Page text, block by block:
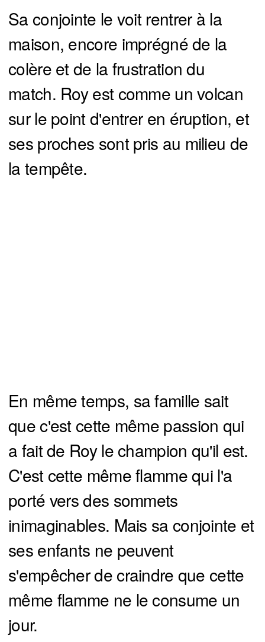
Sa conjointe le voit rentrer à la
maison, encore imprégné de la
colère et de la frustration du
match. Roy est comme un volcan
sur le point d'entrer en éruption, et
ses proches sont pris au milieu de
la tempête.
En même temps, sa famille sait
que c'est cette même passion qui
a fait de Roy le champion qu'il est.
C'est cette même flamme qui l'a
porté vers des sommets
inimaginables. Mais sa conjointe et
ses enfants ne peuvent
s'empêcher de craindre que cette
même flamme ne le consume un
jour.